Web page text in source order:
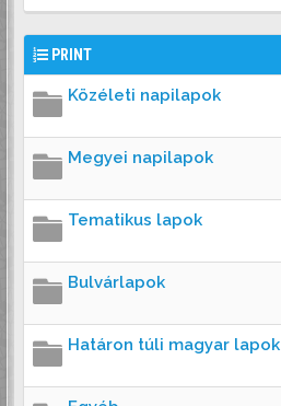
PRINT
Közéleti napilapok
Megyei napilapok
Tematikus lapok
Bulvárlapok
Határon túli magyar lapok